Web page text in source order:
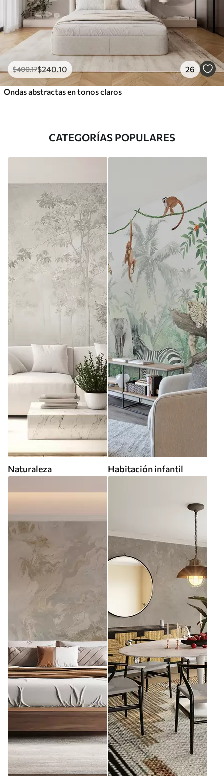
$400.17$240 .10 26
Ondas abstractas en tonos claros
CATEGORÍAS POPULARES
Naturaleza Habitación infantil